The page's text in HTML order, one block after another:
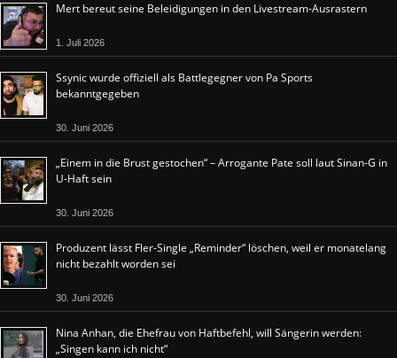
Mert bereut seine Beleidigungen in den Livestream-Ausrastern
1. Juli 2026
Ssynic wurde offiziell als Battlegegner von Pa Sports
bekanntgegeben
30. Juni 2026
„Einem in die Brust gestochen“ – Arrogante Pate soll laut Sinan-G in
U-Haft sein
30. Juni 2026
Produzent lässt Fler-Single „Reminder“ löschen, weil er monatelang
nicht bezahlt worden sei
30. Juni 2026
Nina Anhan, die Ehefrau von Haftbefehl, will Sängerin werden:
„Singen kann ich nicht“